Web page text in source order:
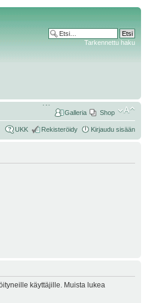
Tarkennettu haku
Shop
Galleria
UKK Rekisteröidy Kirjaudu sisään
käyttäjille. Muista lukea